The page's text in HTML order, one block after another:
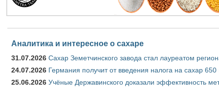
Аналитика и интересное о сахаре
31.07.2026 Сахар Земетчинского завода стал лауреатом
24.07.2026 Германия получит от введения налога на сахар
25.06.2026 Учёные Державинского доказали эффективность